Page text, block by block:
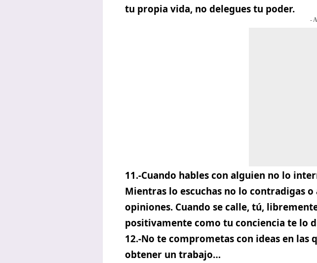
tu propia vida, no delegues tu poder.
-
11.-Cuando hables con alguien no lo
Mientras lo escuchas no lo contradigas
opiniones. Cuando se calle, tú,
positivamente como tu conciencia te lo
12.-No te comprometas con ideas en las
obtener un trabajo…